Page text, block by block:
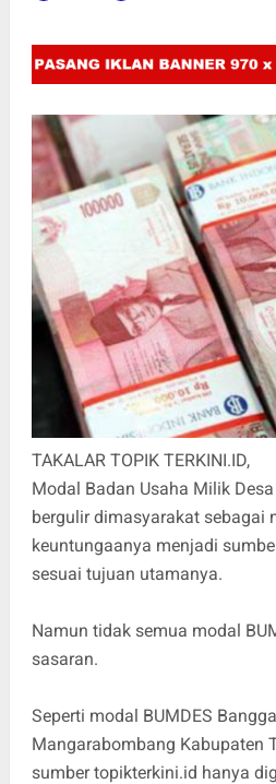
TAKALAR TOPIK TERKINI.ID,
Modal Badan Usaha Milik
bergulir dimasyarakat sebagai
keuntungaanya menjadi
sesuai tujuan utamanya.
Namun tidak semua modal
sasaran.
Seperti modal BUMDES
Mangarabombang Kabupaten
sumber topikterkini.id hanya